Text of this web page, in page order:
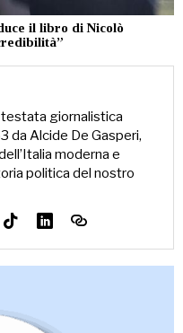
il libro di Nicolò
testata giornalistica
da Alcide De Gasperi,
moderna e
politica del nostro